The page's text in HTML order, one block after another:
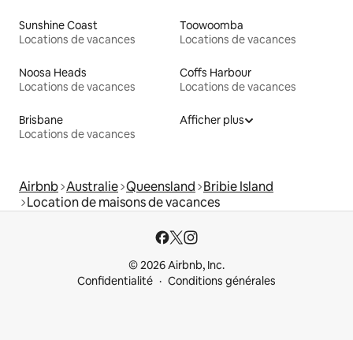
Sunshine Coast
Locations de vacances
Toowoomba
Locations de vacances
Noosa Heads
Locations de vacances
Coffs Harbour
Locations de vacances
Brisbane
Locations de vacances
Afficher plus
Airbnb Australie Queensland Bribie Island
Location de maisons de vacances
© 2026 Airbnb, Inc.
Confidentialité
Conditions générales